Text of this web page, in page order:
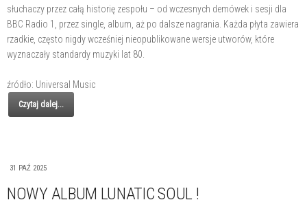
słuchaczy przez całą historię zespołu – od wczesnych demówek i sesji dla
BBC Radio 1, przez single, album, aż po dalsze nagrania. Każda płyta zawiera
rzadkie, często nigdy wcześniej nieopublikowane wersje utworów, które
wyznaczały standardy muzyki lat 80.
źródło: Universal Music
Czytaj dalej...
31 PAŹ 2025
NOWY ALBUM LUNATIC SOUL !